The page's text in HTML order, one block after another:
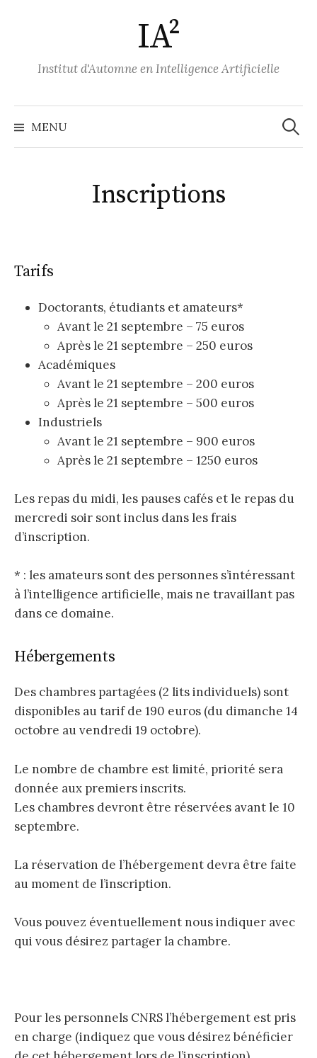
a
u
IA²
Institut d'Automne en Intelligence Artificielle
MENU R
r
:
Inscriptions
Tarifs
Doctorants, étudiants et amateurs*
Avant le 21 septembre – 75 euros
Après le 21 septembre – 250 euros
Académiques
Avant le 21 septembre – 200 euros
Après le 21 septembre – 500 euros
Industriels
Avant le 21 septembre – 900 euros
Après le 21 septembre – 1250 euros
Les repas du midi, les pauses cafés et le repas du
mercredi soir sont inclus dans les frais
d’inscription.
* : les amateurs sont des personnes s’intéressant
à l’intelligence artificielle, mais ne travaillant pas
dans ce domaine.
Hébergements
Des chambres partagées (2 lits individuels) sont
disponibles au tarif de 190 euros (du dimanche 14
octobre au vendredi 19 octobre).
Le nombre de chambre est limité, priorité sera
donnée aux premiers inscrits.
Les chambres devront être réservées avant le 10
septembre.
La réservation de l’hébergement devra être faite
au moment de l’inscription.
Vous pouvez éventuellement nous indiquer avec
qui vous désirez partager la chambre.
Pour les personnels CNRS l’hébergement est pris
en charge (indiquez que vous désirez bénéficier